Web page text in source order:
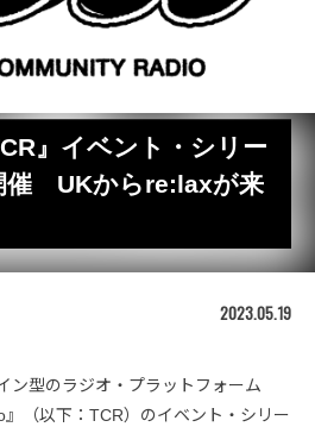
』イベント・シリー
催 UKからre:laxが来
2023.05.19
ン型のラジオ・プラットフォーム
』（以下：TCR）のイベント・シリー